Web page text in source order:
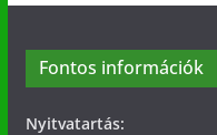
Fontos információk
Nyitvatartás: